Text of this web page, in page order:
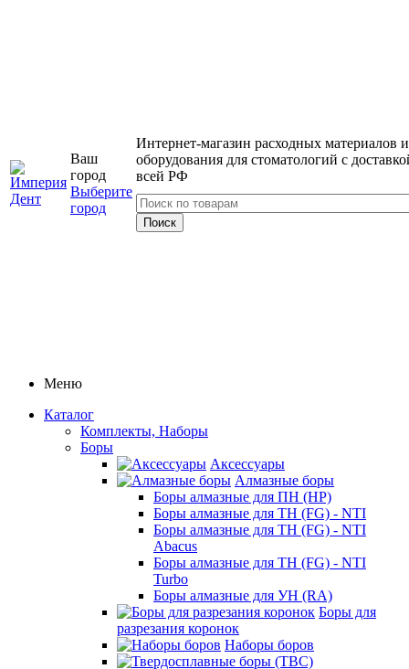
Ваш
город
Выберите
город
Интернет-магазин расходных материалов и
оборудования для стоматологий с
всей РФ
Меню
Каталог
Комплекты, Наборы
Боры
Аксессуары
Алмазные боры
Боры алмазные для ПН (HP)
Боры алмазные для ТН (FG) - NTI
Боры алмазные для ТН (FG) - NTI
Abacus
Боры алмазные для ТН (FG) - NTI
Turbo
Боры алмазные для УН (RA)
Боры для
разрезания коронок
Наборы боров